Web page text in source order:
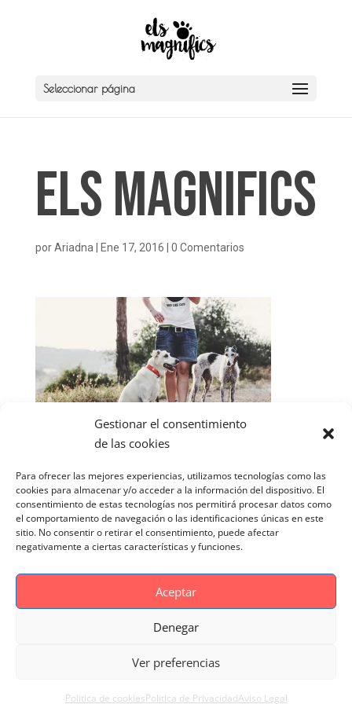
Gestionar el consentimiento
de las cookies
Para ofrecer las mejores experiencias, utilizamos tecnologías como las
cookies para almacenar y/o acceder a la información del dispositivo. El
consentimiento de estas tecnologías nos permitirá procesar datos como
el comportamiento de navegación o las identificaciones únicas en este
sitio. No consentir o retirar el consentimiento, puede afectar
negativamente a ciertas características y funciones.
Aceptar
Denegar
Ver preferencias
Politica de cookiesPolitica de PrivacidadAviso Legal
Seleccionar página
Els Magnifics
porAriadna Ene 17, 2016 0 Comentarios
Politica de Privacidad
Reportaje Magnific